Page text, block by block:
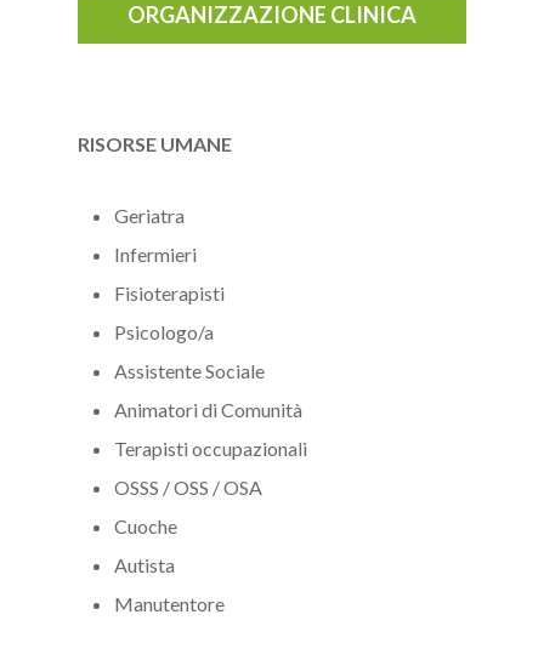
ORGANIZZAZIONE CLINICA
RISORSE UMANE
Geriatra
Infermieri
Fisioterapisti
Psicologo/a
Assistente Sociale
Animatori di Comunità
Terapisti occupazionali
OSSS / OSS / OSA
Cuoche
Autista
Manutentore